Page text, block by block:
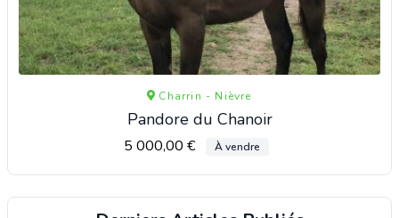
Charrin - Nièvre
Pandore du Chanoir
5 000,00 € À vendre